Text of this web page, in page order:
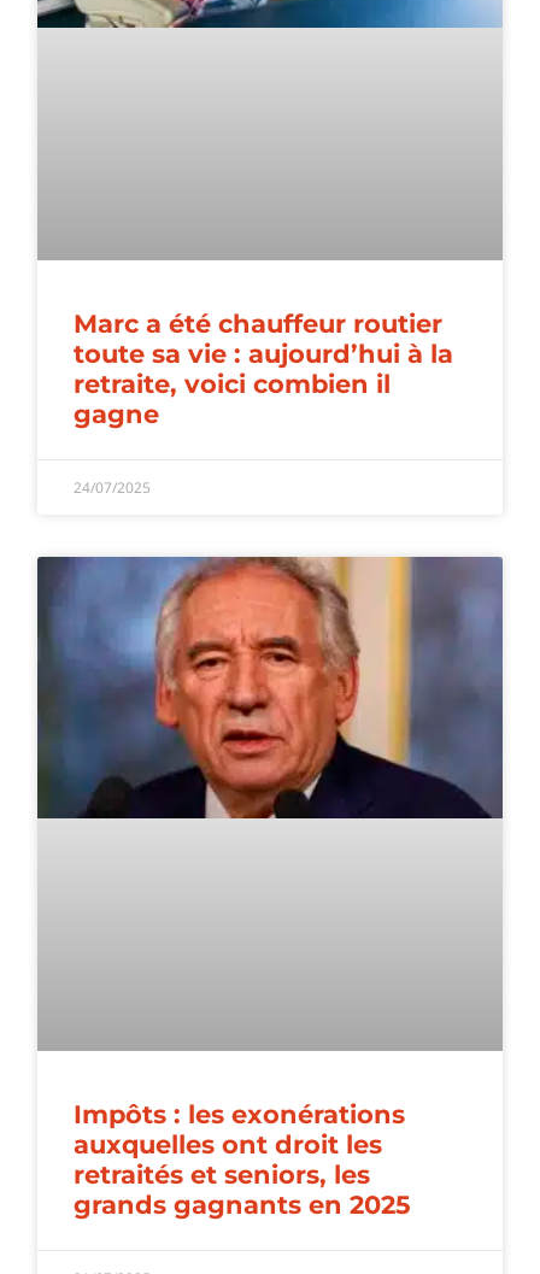
Marc a été chauffeur routier
toute sa vie : aujourd’hui à la
retraite, voici combien il
gagne
24/07/2025
Impôts : les exonérations
auxquelles ont droit les
retraités et seniors, les
grands gagnants en 2025